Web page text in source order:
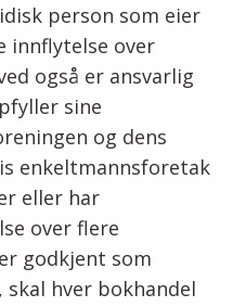
person som eier
innflytelse over
også er ansvarlig
sine
og dens
enkeltmannsforetak
eller har
over flere
godkjent som
hver bokhandel